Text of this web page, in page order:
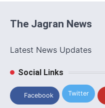
The Jagran News
Latest News Updates
Social Links
Facebook Twitter